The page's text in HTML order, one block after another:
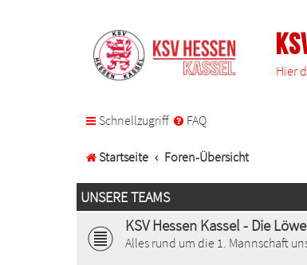
Hier
Schnellzugriff FAQ
Startseite Foren-Übersicht
UNSERE TEAMS
KSV Hessen Kassel - Die
Alles rund um die 1. Mannschaft